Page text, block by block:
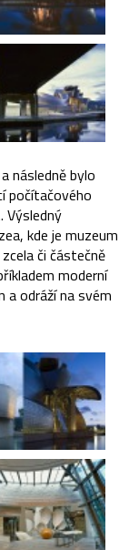
následně bylo
počítačového
Výsledný
kde je muzeum
či částečně
moderní
a odráží na svém